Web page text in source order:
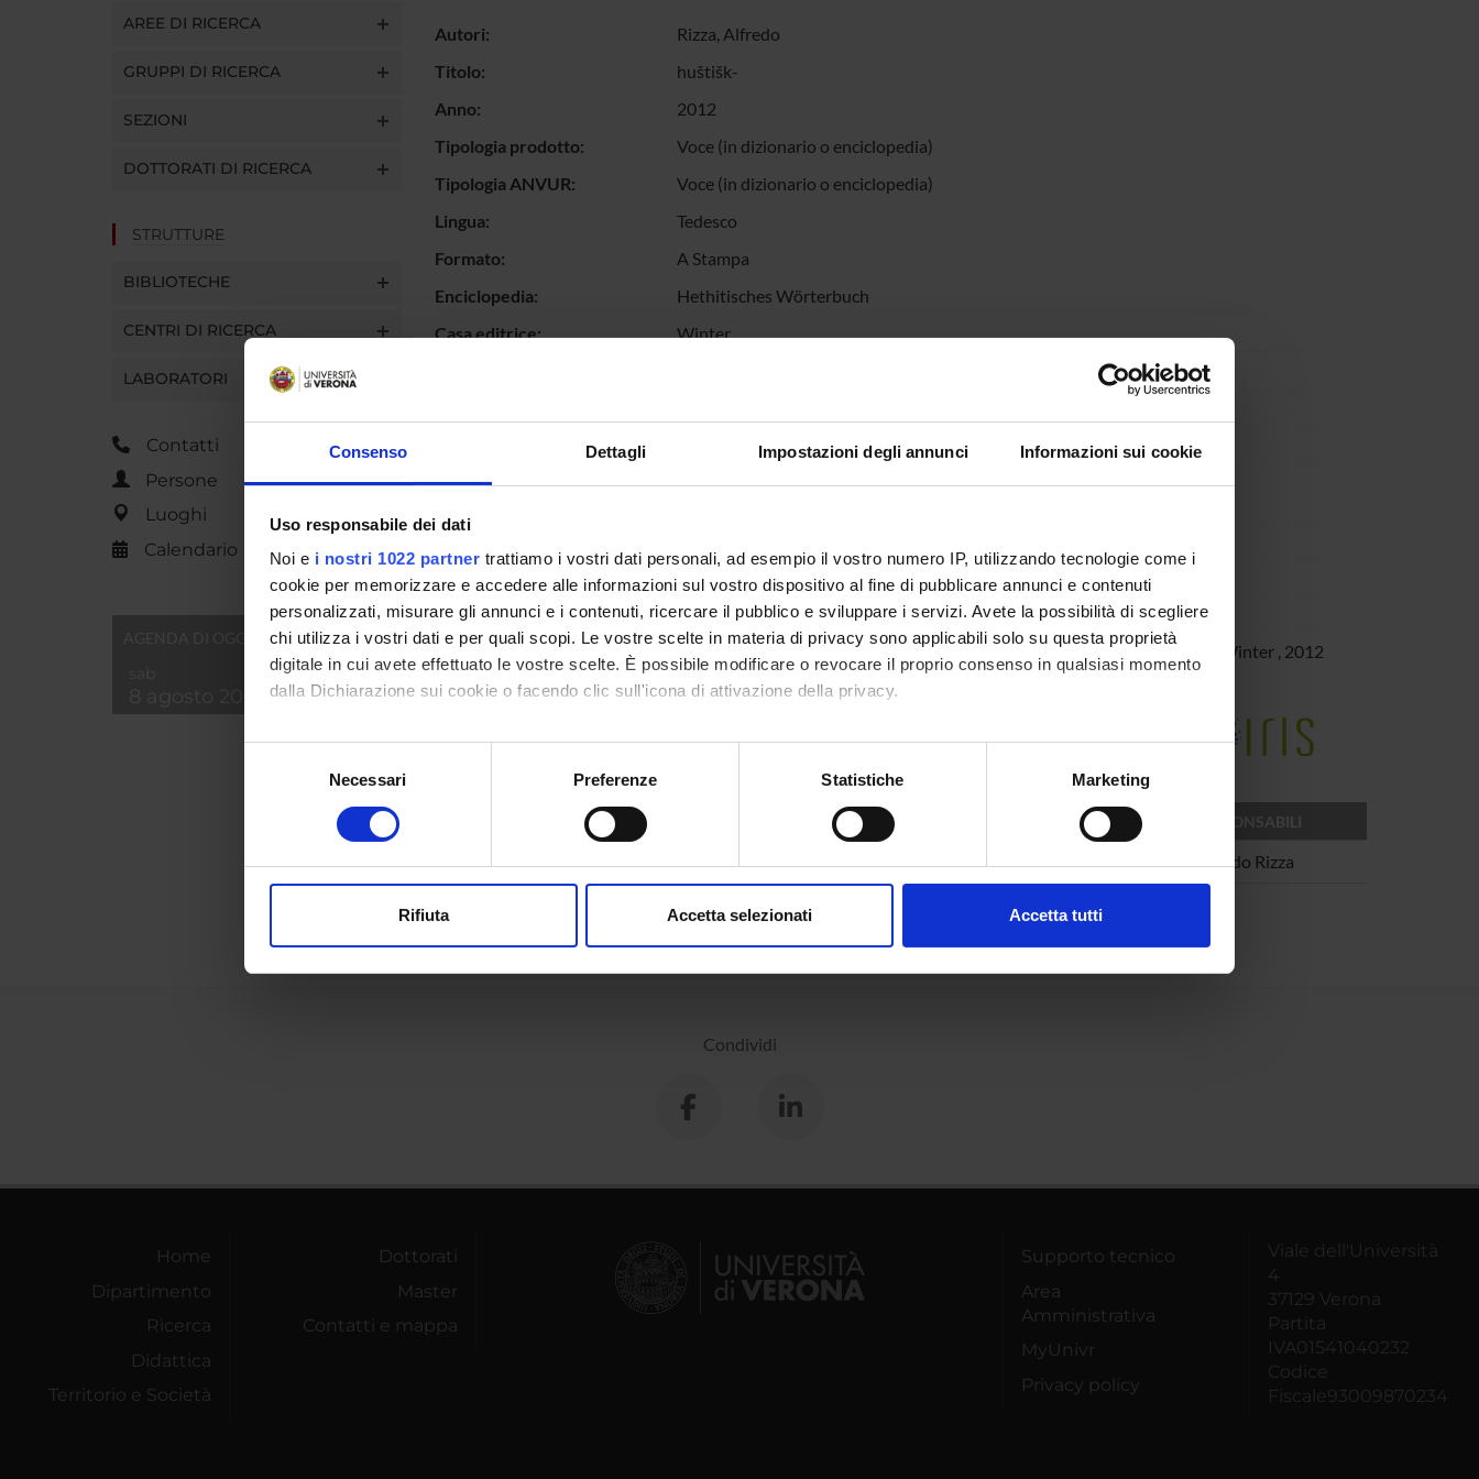
Consenso Dettagli Impostazioni degli annunci Informazioni sui cookie
Uso responsabile dei dati
Noi e i nostri 1022 partner trattiamo i vostri dati personali, ad esempio il vostro numero IP, utilizzando tecnologie come i
cookie per memorizzare e accedere alle informazioni sul vostro dispositivo al fine di pubblicare annunci e contenuti
personalizzati, misurare gli annunci e i contenuti, ricercare il pubblico e sviluppare i servizi. Avete la possibilità di scegliere
chi utilizza i vostri dati e per quali scopi. Le vostre scelte in materia di privacy sono applicabili solo su questa proprietà
digitale in cui avete effettuato le vostre scelte. È possibile modificare o revocare il proprio consenso in qualsiasi momento
dalla Dichiarazione sui cookie o facendo clic sull'icona di attivazione della privacy.
Con il tuo consenso, vorremmo anche:
raccogliere informazioni sulla tua posizione geografica, con un'approssimazione di qualche metro,
digitali).
modificare o ritirare il tuo consenso in qualsiasi momento dalla Dichiarazione sui cookie.
Necessari Preferenze Statistiche Marketing
Rifiuta Accetta selezionati Accetta tutti
AREE DI RICERCA
GRUPPI DI RICERCA
SEZIONI
DOTTORATI DI RICERCA
STRUTTURE
BIBLIOTECHE
CENTRI DI RICERCA
LABORATORI
Contatti
Persone
Luoghi
Calendario
Autori:
Rizza, Alfredo
Titolo:
huštišk-
Anno:
2012
Tipologia prodotto:
Voce (in dizionario o enciclopedia)
Tipologia ANVUR:
Voce (in dizionario o enciclopedia)
Lingua:
Tedesco
Formato:
A Stampa
Enciclopedia:
Hethitisches Wörterbuch
Casa editrice:
Winter
Breve descrizione dei
lemma vocabolario ittita
Handle IRIS:
11562/957851
ultima modifica:
26 ottobre 2022
Citazione bibliografica:
Rizza, Alfredo, Vocehuštišk-in Hethitisches Wörterbuch,III:2 (Lief. 21) Winter, 2012
,pp. 783-783
PROGETTI COLLEGATI
DIPARTIMENTO RESPONSABILI
Egeo-anatolistica (linea di ricerca) Dipartimento Culture e Civiltà Alfredo Rizza
<<indietro
Condividi
Home
Dipartimento
Ricerca
Didattica
Territorio e Società
Dottorati
Master
Contatti e mappa
Supporto tecnico
Area
Amministrativa
MyUnivr
Privacy policy
Viale dell'Università
4
37129 Verona
Partita
IVA01541040232
Codice
Fiscale93009870234